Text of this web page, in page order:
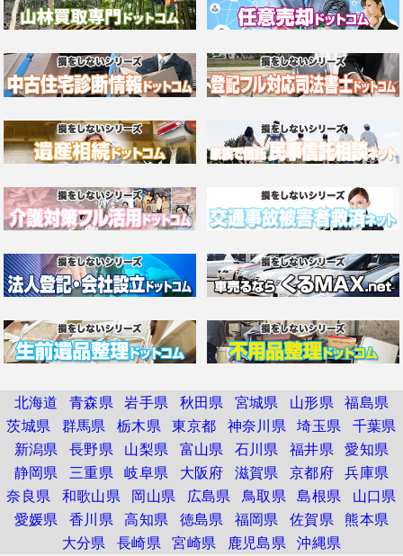
北海道 青森県 岩手県 秋田県 宮城県 山形県 福島県
茨城県 群馬県 栃木県 東京都 神奈川県 埼玉県 千葉県
新潟県 長野県 山梨県 富山県 石川県 福井県 愛知県
静岡県 三重県 岐阜県 大阪府 滋賀県 京都府 兵庫県
奈良県 和歌山県 岡山県 広島県 鳥取県 島根県
山口県
愛媛県 香川県 高知県 徳島県 福岡県 佐賀県 熊本県
大分県 長崎県 宮崎県 鹿児島県 沖縄県